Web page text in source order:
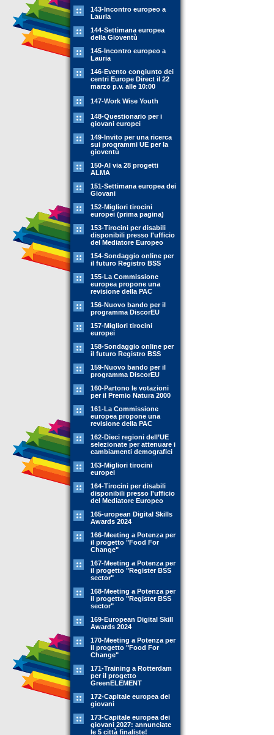
143-Incontro europeo a
Lauria
144-Settimana europea
della Gioventù
145-Incontro europeo a
Lauria
146-Evento congiunto dei
centri Europe Direct il 22
marzo p.v. alle 10:00
147-Work Wise Youth
148-Questionario per i
giovani europei
149-Invito per una ricerca
sui programmi UE per la
gioventù
150-Al via 28 progetti
ALMA
151-Settimana europea dei
Giovani
152-Migliori tirocini
europei (prima pagina)
153-Tirocini per disabili
disponibili presso l'ufficio
del Mediatore Europeo
154-Sondaggio online per
il futuro Registro BSS
155-La Commissione
europea propone una
revisione della PAC
156-Nuovo bando per il
programma DiscorEU
157-Migliori tirocini
europei
158-Sondaggio online per
il futuro Registro BSS
159-Nuovo bando per il
programma DiscorEU
160-Partono le votazioni
per il Premio Natura 2000
161-La Commissione
europea propone una
revisione della PAC
162-Dieci regioni dell’UE
selezionate per attenuare i
cambiamenti demografici
163-Migliori tirocini
europei
164-Tirocini per disabili
disponibili presso l'ufficio
del Mediatore Europeo
165-uropean Digital Skills
Awards 2024
166-Meeting a Potenza per
il progetto "Food For
Change"
167-Meeting a Potenza per
il progetto "Register BSS
sector"
168-Meeting a Potenza per
il progetto "Register BSS
sector"
169-European Digital Skill
Awards 2024
170-Meeting a Potenza per
il progetto "Food For
Change"
171-Training a Rotterdam
per il progetto
GreenELEMENT
172-Capitale europea dei
giovani
173-Capitale europea dei
giovani 2027: annunciate
le 5 città finaliste!